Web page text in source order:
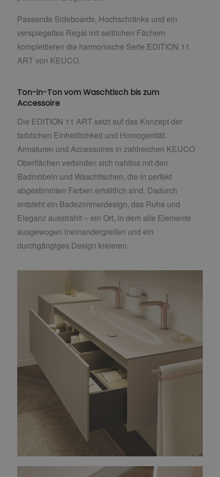
Passende Sideboards, Hochschränke und ein
verspiegeltes Regal mit seitlichen Fächern
komplettieren die harmonische Serie EDITION 11
ART von KEUCO.
Ton-in-Ton vom Waschtisch bis zum
Accessoire
Die EDITION 11 ART setzt auf das Konzept der
farblichen Einheitlichkeit und Homogenität.
Armaturen und Accessoires in zahlreichen KEUCO
Oberflächen verbinden sich nahtlos mit den
Badmöbeln und Waschtischen, die in perfekt
abgestimmten Farben erhältlich sind. Dadurch
entsteht ein Badezimmerdesign, das Ruhe und
Eleganz ausstrahlt – ein Ort, in dem alle Elemente
ausgewogen ineinandergreifen und ein
durchgängiges Design kreieren.